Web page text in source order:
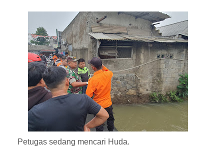
Petugas sedang mencari Huda.